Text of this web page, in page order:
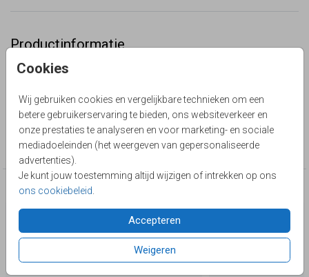
Cookies
Wij gebruiken cookies en vergelijkbare technieken om een
betere gebruikerservaring te bieden, ons websiteverkeer en
onze prestaties te analyseren en voor marketing- en sociale
mediadoeleinden (het weergeven van gepersonaliseerde
advertenties).
Je kunt jouw toestemming altijd wijzigen of intrekken op ons
ons cookiebeleid
Accepteren
Weigeren
Productinformatie
Omschrijving
Le Chique Design
Collectie
Basic & Trendy
Deze producten zijn wellicht ook iets voor je